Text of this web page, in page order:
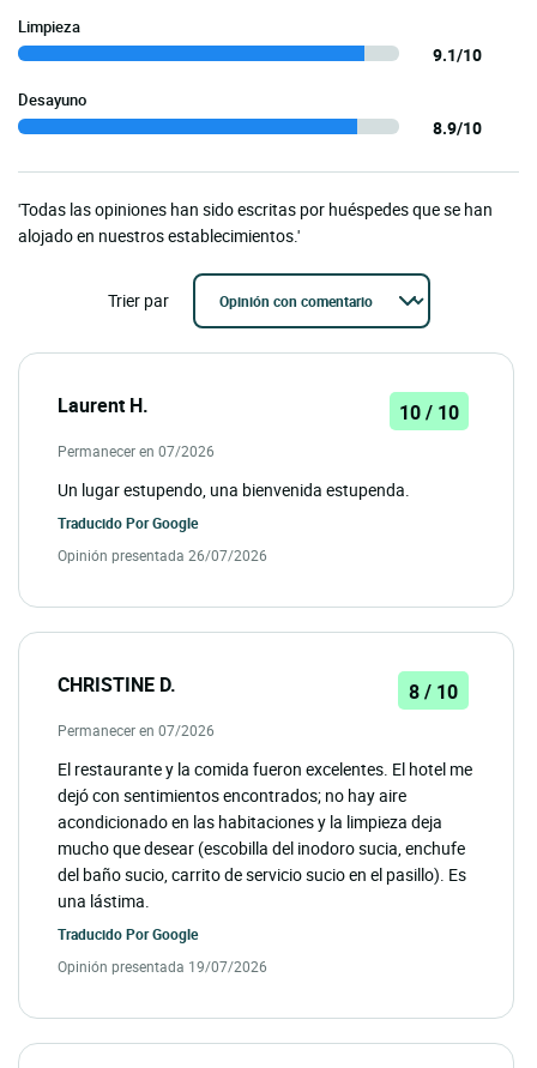
Limpieza
9.1/10
Desayuno
8.9/10
'Todas las opiniones han sido escritas por huéspedes que se han
alojado en nuestros establecimientos.'
Trier par
Laurent H. 10 / 10
Permanecer en 07/2026
Un lugar estupendo, una bienvenida estupenda.
Traducido PorGoogle
Opinión presentada 26/07/2026
CHRISTINE D. 8 / 10
Permanecer en 07/2026
El restaurante y la comida fueron excelentes. El hotel me
dejó con sentimientos encontrados; no hay aire
acondicionado en las habitaciones y la limpieza deja
mucho que desear (escobilla del inodoro sucia, enchufe
del baño sucio, carrito de servicio sucio en el pasillo). Es
una lástima.
Traducido PorGoogle
Opinión presentada 19/07/2026